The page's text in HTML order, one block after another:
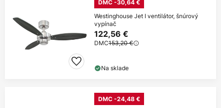
DMC -30,64 €
Westinghouse Jet I ventilátor, šnúrový
vypínač
122,56 €
DMC153,20 €
Na sklade
DMC -24,48 €